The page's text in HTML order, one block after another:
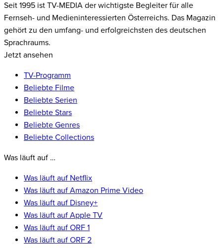
Seit 1995 ist TV-MEDIA der wichtigste Begleiter für alle
Fernseh- und Medieninteressierten Österreichs. Das Magazin
gehört zu den umfang- und erfolgreichsten des deutschen
Sprachraums.
Jetzt ansehen
TV-Programm
Beliebte Filme
Beliebte Serien
Beliebte Stars
Beliebte Genres
Beliebte Collections
Was läuft auf …
Was läuft auf Netflix
Was läuft auf Amazon Prime Video
Was läuft auf Disney+
Was läuft auf Apple TV
Was läuft auf ORF 1
Was läuft auf ORF 2